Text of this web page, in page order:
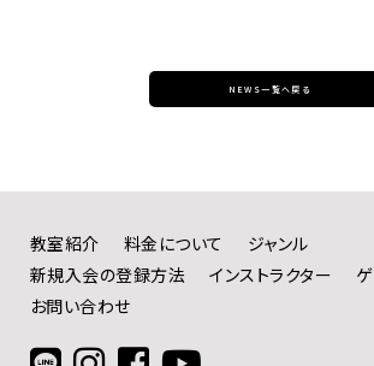
NEWS一覧へ戻る
教室紹介 料金について
ジャンル
新規入会の登録方法
インストラクター
お問い合わせ